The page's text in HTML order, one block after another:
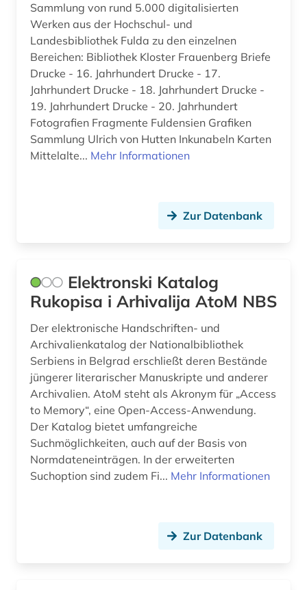
Sammlung von rund 5.000 digitalisierten
Werken aus der Hochschul- und
Landesbibliothek Fulda zu den einzelnen
Bereichen: Bibliothek Kloster Frauenberg Briefe
Drucke - 16. Jahrhundert Drucke - 17.
Jahrhundert Drucke - 18. Jahrhundert Drucke -
19. Jahrhundert Drucke - 20. Jahrhundert
Fotografien Fragmente Fuldensien Grafiken
Sammlung Ulrich von Hutten Inkunabeln Karten
Mittelalte... Mehr Informationen
Zur Datenbank
Elektronski Katalog
Rukopisa i Arhivalija AtoM NBS
Der elektronische Handschriften- und
Archivalienkatalog der Nationalbibliothek
Serbiens in Belgrad erschließt deren Bestände
jüngerer literarischer Manuskripte und anderer
Archivalien. AtoM steht als Akronym für „Access
to Memory“, eine Open-Access-Anwendung.
Der Katalog bietet umfangreiche
Suchmöglichkeiten, auch auf der Basis von
Normdateneinträgen. In der erweiterten
Suchoption sind zudem Fi... Mehr Informationen
Zur Datenbank